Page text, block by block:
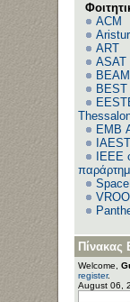
ACM
ART
ASAT
BEAM
EΜΒ
IEEE
Πίνακας
Welcome,
register.
August 06,